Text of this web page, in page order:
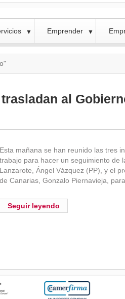
▼ Emprender ▼
al
Esta mañana se han reunido las tres
trabajo para hacer un seguimiento de
Lanzarote, Ángel Vázquez (PP), y el
de Canarias, Gonzalo Piernavieja,
Seguir leyendo